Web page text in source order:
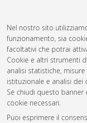
Nel nostro sito
funzionamento, sia
facoltativi che potrai
Cookie e altri strumenti
analisi statistiche,
istituzionale e analisi
Se chiudi questo banner
cookie necessari.
Puoi esprimere il
immagini da OCRA
Bologna, Corso di
Cesena, Documento
Questa lista e'
Atom